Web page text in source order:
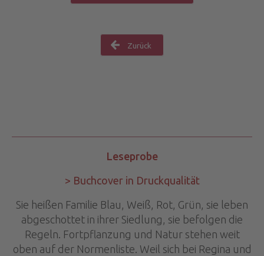
Zurück
Leseprobe
> Buchcover in Druckqualität
Sie heißen Familie Blau, Weiß, Rot, Grün, sie leben
abgeschottet in ihrer Siedlung, sie befolgen die
Regeln. Fortpflanzung und Natur stehen weit
oben auf der Normenliste. Weil sich bei Regina und